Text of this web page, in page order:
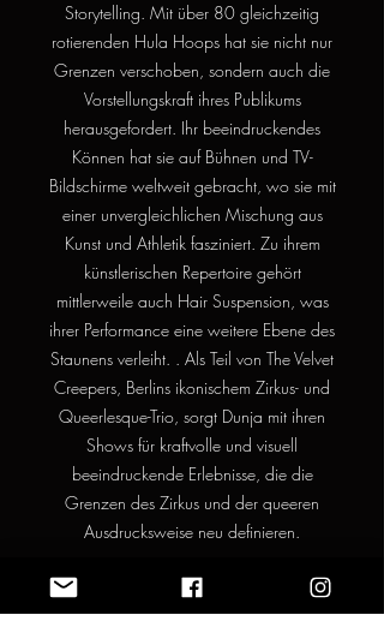
Storytelling. Mit über 80 gleichzeitig
rotierenden Hula Hoops hat sie nicht nur
Grenzen verschoben, sondern auch die
Vorstellungskraft ihres Publikums
herausgefordert. Ihr beeindruckendes
Können hat sie auf Bühnen und TV-
Bildschirme weltweit gebracht, wo sie mit
einer unvergleichlichen Mischung aus
Kunst und Athletik fasziniert. Zu ihrem
künstlerischen Repertoire gehört
mittlerweile auch Hair Suspension, was
ihrer Performance eine weitere Ebene des
Staunens verleiht. . Als Teil von The Velvet
Creepers, Berlins ikonischem Zirkus- und
Queerlesque-Trio, sorgt Dunja mit ihren
Shows für kraftvolle und visuell
beeindruckende Erlebnisse, die die
Grenzen des Zirkus und der queeren
Ausdrucksweise neu definieren.